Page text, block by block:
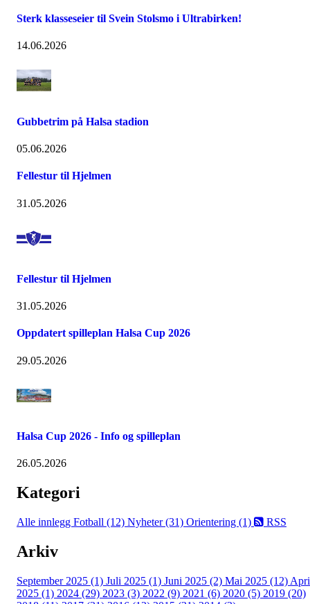
Sterk klasseseier til Svein Stolsmo i Ultrabirken!
14.06.2026
Gubbetrim på Halsa stadion
05.06.2026
Fellestur til Hjelmen
31.05.2026
Fellestur til Hjelmen
31.05.2026
Oppdatert spilleplan Halsa Cup 2026
29.05.2026
Halsa Cup 2026 - Info og spilleplan
26.05.2026
Kategori
Alle innlegg Fotball (12) Nyheter (31) Orientering (1) RSS
Arkiv
September 2025 (1) Juli 2025 (1) Juni 2025 (2) Mai 2025 (12)
2025 (1) 2024 (29) 2023 (3) 2022 (9) 2021 (6) 2020 (5) 2019 (20)